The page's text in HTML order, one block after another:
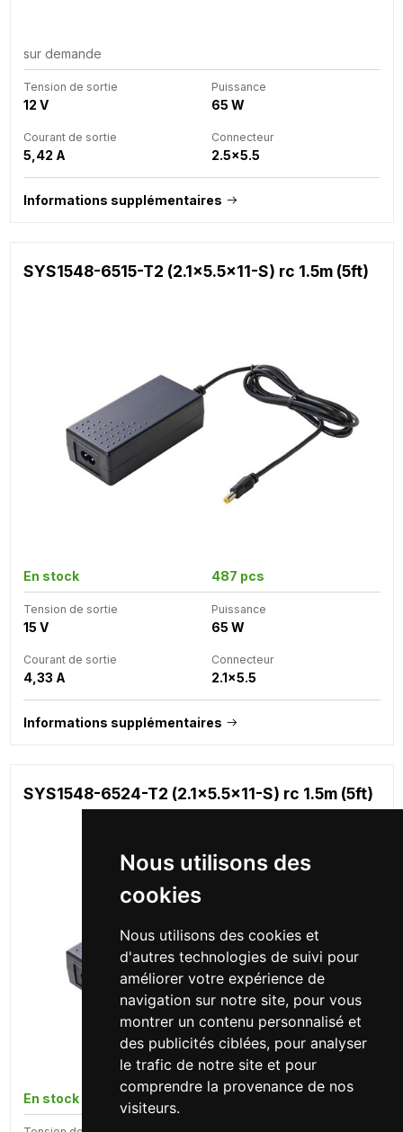
Nous utilisons des
cookies
Nous utilisons des cookies et
d'autres technologies de suivi pour
améliorer votre expérience de
navigation sur notre site, pour vous
montrer un contenu personnalisé et
des publicités ciblées, pour analyser
le trafic de notre site et pour
comprendre la provenance de nos
visiteurs.
sur demande
Tension de sortie
12 V
Puissance
65 W
Courant de sortie
5,42 A
Connecteur
2.5x5.5
Informations supplémentaires
SYS1548-6515-T2 (2.1x5.5x11-S) rc 1.5m (5ft)
En stock 487 pcs
Tension de sortie
15 V
Puissance
65 W
Courant de sortie
4,33 A
Connecteur
2.1x5.5
Informations supplémentaires
SYS1548-6524-T2 (2.1x5.5x11-S) rc 1.5m (5ft)
En stock 815 pcs